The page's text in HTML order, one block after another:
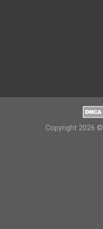
Copyright 2026 ©